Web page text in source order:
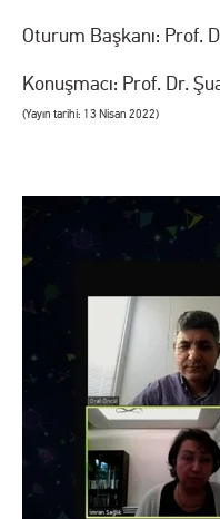
Oturum Başkanı: Prof.
Konuşmacı: Prof. Dr.
(Yayın tarihi: 13 Nisan 2022)